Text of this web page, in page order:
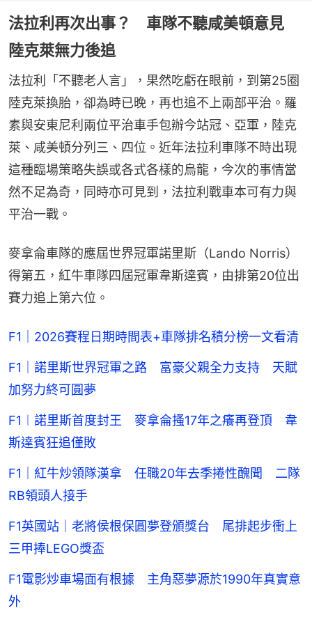
法拉利再次出事？ 車隊不聽咸美頓意見
陸克萊無力後追
法拉利「不聽老人言」，果然吃虧在眼前，到第25圈
陸克萊換胎，卻為時已晚，再也追不上兩部平治。羅
素與安東尼利兩位平治車手包辦今站冠、亞軍，陸克
萊、咸美頓分列三、四位。近年法拉利車隊不時出現
這種臨場策略失誤或各式各樣的烏龍，今次的事情當
然不足為奇，同時亦可見到，法拉利戰車本可有力與
平治一戰。
麥拿侖車隊的應屆世界冠軍諾里斯（Lando Norris）
得第五，紅牛車隊四屆冠軍韋斯達賓，由排第20位出
賽力追上第六位。
F1｜2026賽程日期時間表+車隊排名積分榜一文看清
F1｜諾里斯世界冠軍之路 富豪父親全力支持 天賦
加努力終可圓夢
F1︱諾里斯首度封王 麥拿侖搔17年之癢再登頂 韋
斯達賓狂追僅敗
F1｜紅牛炒領隊漢拿 任職20年去季捲性醜聞 二隊
RB領頭人接手
F1英國站｜老將侯根保圓夢登頒獎台 尾排起步衝上
三甲捧LEGO獎盃
F1電影炒車場面有根據 主角惡夢源於1990年真實意
外